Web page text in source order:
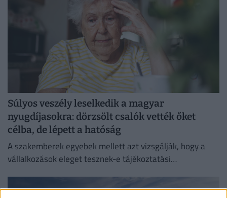
Súlyos veszély leselkedik a magyar
nyugdíjasokra: dörzsölt csalók vették őket
célba, de lépett a hatóság
A szakemberek egyebek mellett azt vizsgálják, hogy a
vállalkozások eleget tesznek-e tájékoztatási